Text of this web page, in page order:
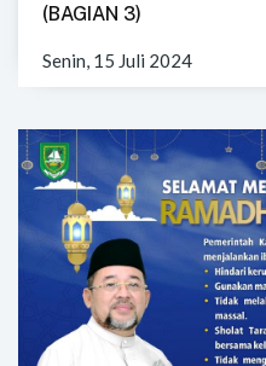
(BAGIAN 3)
Senin, 15 Juli 2024